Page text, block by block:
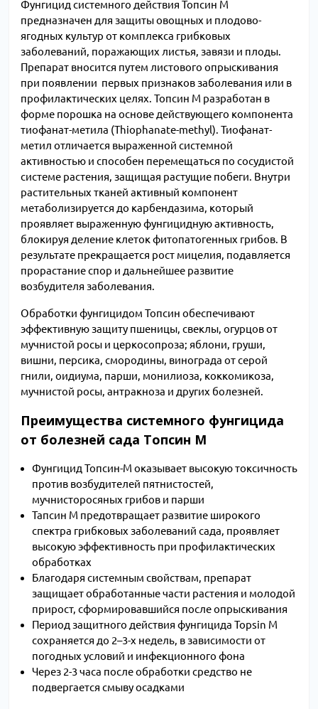
Фунгицид системного действия Топсин М
предназначен для защиты овощных и плодово-
ягодных культур от комплекса грибковых
заболеваний, поражающих листья, завязи и плоды.
Препарат вносится путем листового опрыскивания
при появлении первых признаков заболевания или в
профилактических целях. Топсин М разработан в
форме порошка на основе действующего компонента
тиофанат-метила (Thiophanate-methyl). Тиофанат-
метил отличается выраженной системной
активностью и способен перемещаться по сосудистой
системе растения, защищая растущие побеги. Внутри
растительных тканей активный компонент
метаболизируется до карбендазима, который
проявляет выраженную фунгицидную активность,
блокируя деление клеток фитопатогенных грибов. В
результате прекращается рост мицелия, подавляется
прорастание спор и дальнейшее развитие
возбудителя заболевания.
Обработки фунгицидом Топсин обеспечивают
эффективную защиту пшеницы, свеклы, огурцов от
мучнистой росы и церкосопроза; яблони, груши,
вишни, персика, смородины, винограда от серой
гнили, оидиума, парши, монилиоза, коккомикоза,
мучнистой росы, антракноза и других болезней.
Преимущества системного фунгицида
от болезней сада Топсин М
Фунгицид Топсин-М оказывает высокую токсичность
против возбудителей пятнистостей,
мучнисторосяных грибов и парши
Тапсин М предотвращает развитие широкого
спектра грибковых заболеваний сада, проявляет
высокую эффективность при профилактических
обработках
Благодаря системным свойствам, препарат
защищает обработанные части растения и молодой
прирост, сформировавшийся после опрыскивания
Период защитного действия фунгицида Topsin M
сохраняется до 2–3-х недель, в зависимости от
погодных условий и инфекционного фона
Через 2-3 часа после обработки средство не
подвергается смыву осадками